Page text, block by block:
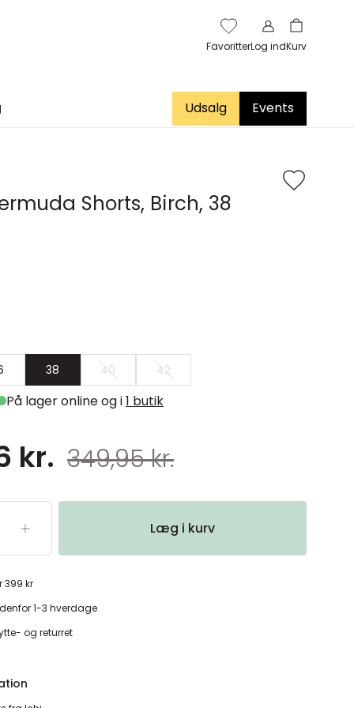
FavoritterLog indKurv
Udsalg Events
Shorts, Birch, 38
38 40 42
På lager online og i1 butik
kr. 349,95 kr.
Læg i kurv
399 kr
1-3 hverdage
og returret